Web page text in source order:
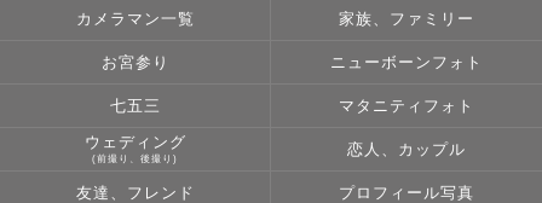
カメラマン一覧 家族、ファミリー
お宮参り ニューボーンフォト
七五三 マタニティフォト
ウェディング
(前撮り、後撮り)
恋人、カップル
友達、フレンド プロフィール写真